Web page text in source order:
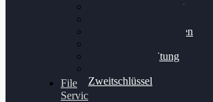
Getriebeoptimierung
Bremsscheiben planen
Felgenaufbereitung
Zweitschlüssel
File
Service